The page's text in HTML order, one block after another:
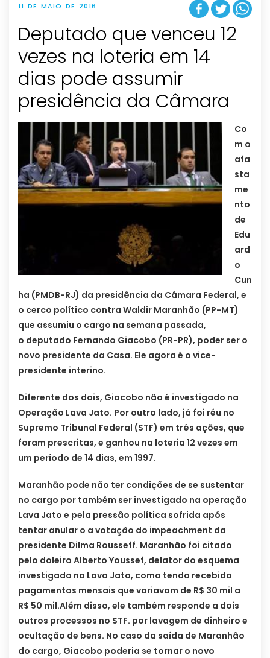
11 DE MAIO DE 2016
Deputado que venceu 12
vezes na loteria em 14
dias pode assumir
presidência da Câmara
Co
m o
afa
sta
me
nto
de
Edu
ard
o
Cun
ha (PMDB-RJ) da presidência da Câmara Federal, e
o cerco político contra Waldir Maranhão (PP-MT)
que assumiu o cargo na semana passada,
o deputado Fernando Giacobo (PR-PR), poder ser o
novo presidente da Casa. Ele agora é o vice-
presidente interino.
Diferente dos dois, Giacobo não é investigado na
Operação Lava Jato. Por outro lado, já foi réu no
Supremo Tribunal Federal (STF) em três ações, que
foram prescritas, e ganhou na loteria 12 vezes em
um período de 14 dias, em 1997.
Maranhão pode não ter condições de se sustentar
no cargo por também ser investigado na operação
Lava Jato e pela pressão política sofrida após
tentar anular o a votação do impeachment da
presidente Dilma Rousseff. Maranhão foi citado
pelo doleiro Alberto Youssef, delator do esquema
investigado na Lava Jato, como tendo recebido
pagamentos mensais que variavam de R$ 30 mil a
R$ 50 mil.Além disso, ele também responde a dois
outros processos no STF. por lavagem de dinheiro e
ocultação de bens. No caso da saída de Maranhão
do cargo, Giacobo poderia se tornar o novo